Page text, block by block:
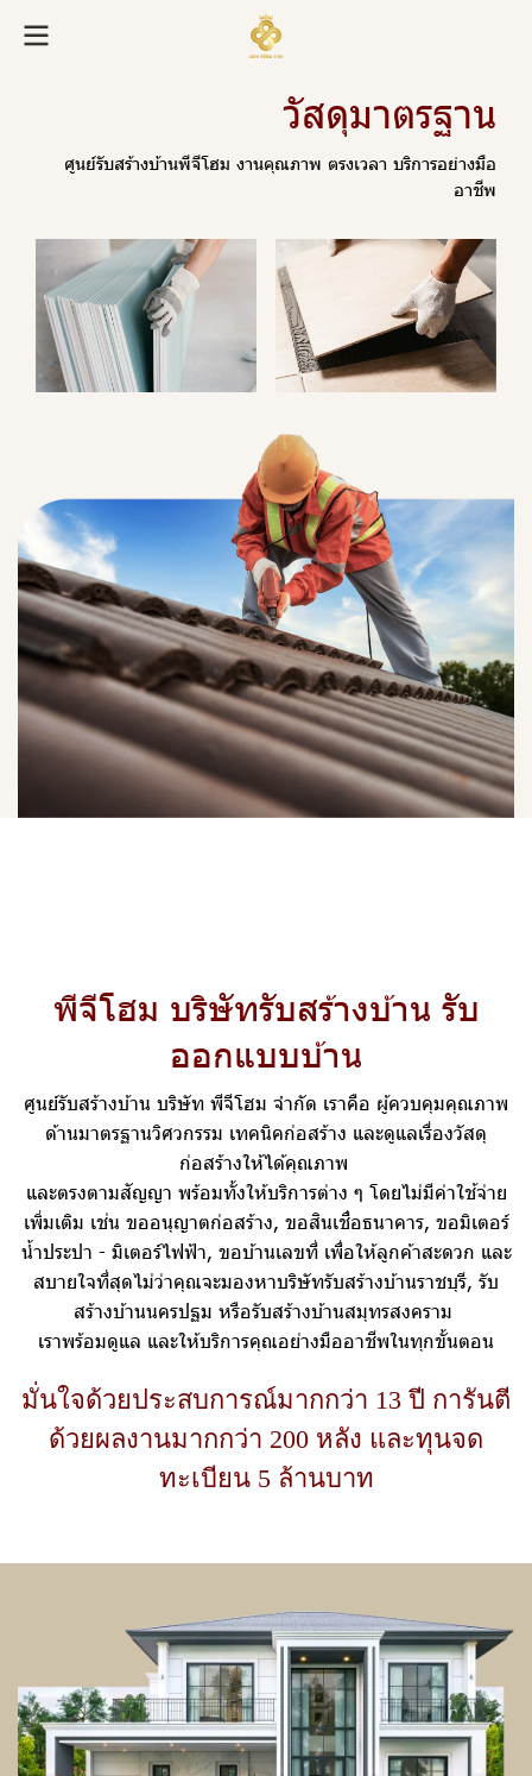
วัสดุมาตรฐาน
ศูนย์รับสร้างบ้านพีจีโฮม งานคุณภาพ ตรงเวลา บริการอย่างมือ
อาชีพ
พีจีโฮม บริษัทรับสร้างบ้าน รับ
ออกแบบบ้าน
ศูนย์รับสร้างบ้าน บริษัท พีจีโฮม จำกัด เราคือ ผู้ควบคุมคุณภาพ
ด้านมาตรฐานวิศวกรรม เทคนิคก่อสร้าง และดูแลเรื่องวัสดุ
ก่อสร้างให้ได้คุณภาพ
และตรงตามสัญญา พร้อมทั้งให้บริการต่าง ๆ โดยไม่มีค่าใช้จ่าย
เพิ่มเติม เช่น ขออนุญาตก่อสร้าง, ขอสินเชื่อธนาคาร, ขอมิเตอร์
น้ำประปา - มิเตอร์ไฟฟ้า, ขอบ้านเลขที่ เพื่อให้ลูกค้าสะดวก และ
สบายใจที่สุดไม่ว่าคุณจะมองหาบริษัทรับสร้างบ้านราชบุรี, รับ
สร้างบ้านนครปฐม หรือรับสร้างบ้านสมุทรสงคราม
เราพร้อมดูแล และให้บริการคุณอย่างมืออาชีพในทุกขั้นตอน
มั่นใจด้วยประสบการณ์มากกว่า 13 ปี การันตี
ด้วยผลงานมากกว่า 200 หลัง และทุนจด
ทะเบียน 5 ล้านบาท